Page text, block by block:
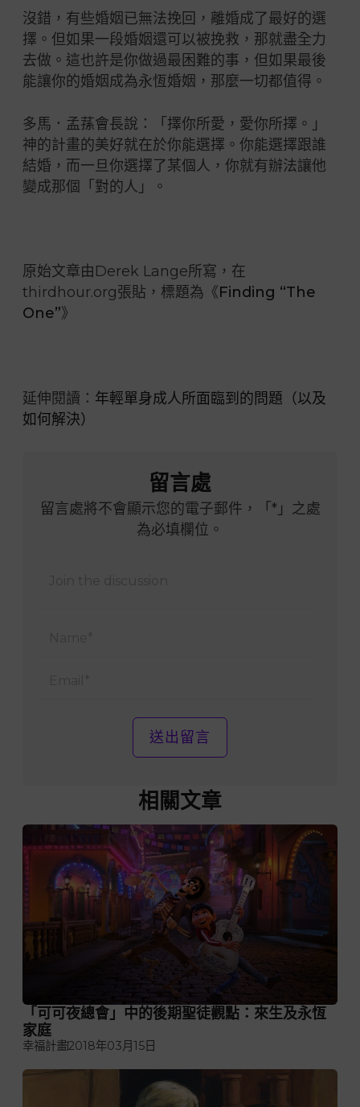
沒錯，有些婚姻已無法挽回，離婚成了最好的選
擇。但如果一段婚姻還可以被挽救，那就盡全力
去做。這也許是你做過最困難的事，但如果最後
能讓你的婚姻成為永恆婚姻，那麼一切都值得。
多馬．孟蓀會長說：「擇你所愛，愛你所擇。」
神的計畫的美好就在於你能選擇。你能選擇跟誰
結婚，而一旦你選擇了某個人，你就有辦法讓他
變成那個「對的人」。
原始文章由Derek Lange所寫，在
thirdhour.org張貼，標題為《Finding “The
One”》
延伸閱讀： 年輕單身成人所面臨到的問題（以及
如何解決）
留言處
留言處將不會顯示您的電子郵件，「*」之處
為必填欄位。
相關文章
「可可夜總會」中的後期聖徒觀點：來生及永恆
家庭
幸福計畫2018年03月15日